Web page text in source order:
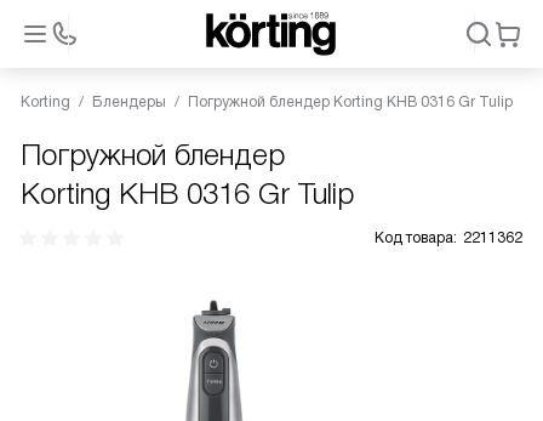
Korting Блендеры Погружной блендер Korting KHB 0316 Gr Tulip
Погружной блендер
Korting KHB 0316 Gr Tulip
Код товара: 2211362